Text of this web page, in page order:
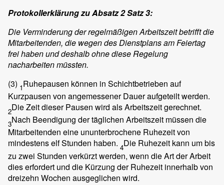
Protokollerklärung zu Absatz 2 Satz 3:
Die Verminderung der regelmäßigen Arbeitszeit betrifft die
Mitarbeitenden, die wegen des Dienstplans am Feiertag
frei haben und deshalb ohne diese Regelung
nacharbeiten müssten.
(3) 1Ruhepausen können in Schichtbetrieben auf
Kurzpausen von angemessener Dauer aufgeteilt werden.
2Die Zeit dieser Pausen wird als Arbeitszeit gerechnet.
3Nach Beendigung der täglichen Arbeitszeit müssen die
Mitarbeitenden eine ununterbrochene Ruhezeit von
mindestens elf Stunden haben. 4Die Ruhezeit kann um bis
zu zwei Stunden verkürzt werden, wenn die Art der Arbeit
dies erfordert und die Kürzung der Ruhezeit innerhalb von
dreizehn Wochen ausgeglichen wird.